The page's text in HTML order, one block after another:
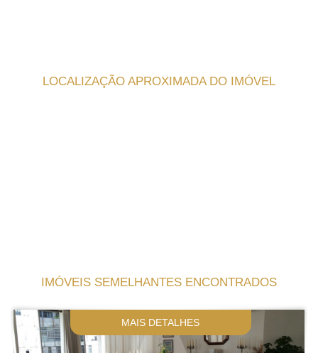
LOCALIZAÇÃO APROXIMADA DO IMÓVEL
IMÓVEIS SEMELHANTES ENCONTRADOS
MAIS DETALHES